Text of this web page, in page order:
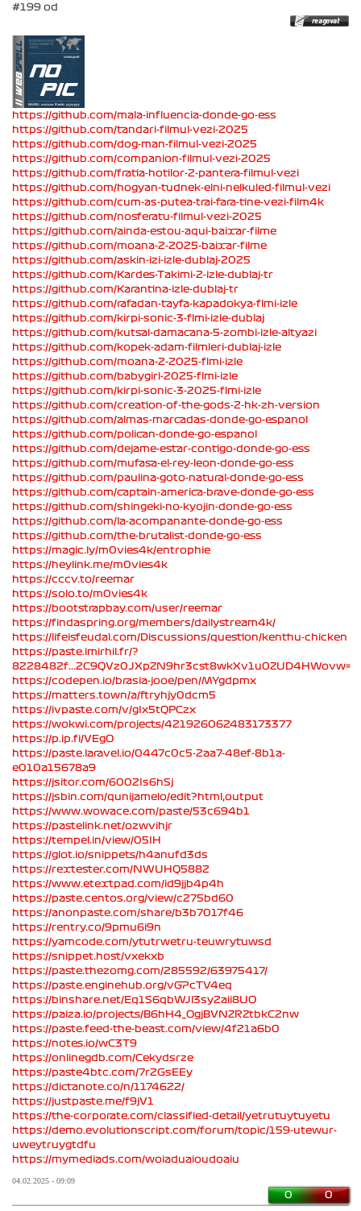
#199 od
https://github.com/mala-influencia-donde-go-ess
https://github.com/tandari-filmul-vezi-2025
https://github.com/dog-man-filmul-vezi-2025
https://github.com/companion-filmul-vezi-2025
https://github.com/fratia-hotilor-2-pantera-filmul-vezi
https://github.com/hogyan-tudnek-elni-nelkuled-filmul-vezi
https://github.com/cum-as-putea-trai-fara-tine-vezi-film4k
https://github.com/nosferatu-filmul-vezi-2025
https://github.com/ainda-estou-aqui-baixar-filme
https://github.com/moana-2-2025-baixar-filme
https://github.com/askin-izi-izle-dublaj-2025
https://github.com/Kardes-Takimi-2-izle-dublaj-tr
https://github.com/Karantina-izle-dublaj-tr
https://github.com/rafadan-tayfa-kapadokya-flmi-izle
https://github.com/kirpi-sonic-3-flmi-izle-dublaj
https://github.com/kutsal-damacana-5-zombi-izle-altyazi
https://github.com/kopek-adam-filmleri-dublaj-izle
https://github.com/moana-2-2025-flmi-izle
https://github.com/babygirl-2025-flmi-izle
https://github.com/kirpi-sonic-3-2025-flmi-izle
https://github.com/creation-of-the-gods-2-hk-zh-version
https://github.com/almas-marcadas-donde-go-espanol
https://github.com/polican-donde-go-espanol
https://github.com/dejame-estar-contigo-donde-go-ess
https://github.com/mufasa-el-rey-leon-donde-go-ess
https://github.com/paulina-goto-natural-donde-go-ess
https://github.com/captain-america-brave-donde-go-ess
https://github.com/shingeki-no-kyojin-donde-go-ess
https://github.com/la-acompanante-donde-go-ess
https://github.com/the-brutalist-donde-go-ess
https://magic.ly/m0vies4k/entrophie
https://heylink.me/m0vies4k
https://cccv.to/reemar
https://solo.to/m0vies4k
https://bootstrapbay.com/user/reemar
https://findaspring.org/members/dailystream4k/
https://lifeisfeudal.com/Discussions/question/kenthu-chicken
https://paste.imirhil.fr/?
8228482f...2C9QVz0JXpZN9hr3cst8wkXv1u0ZUD4HWovw=
https://codepen.io/brasia-jooe/pen/MYgdpmx
https://matters.town/a/ftryhjy0dcm5
https://ivpaste.com/v/gIx5tQPCzx
https://wokwi.com/projects/421926062483173377
https://p.ip.fi/VEgO
https://paste.laravel.io/0447c0c5-2aa7-48ef-8b1a-
e010a15678a9
https://jsitor.com/6002Is6hSj
https://jsbin.com/qunijamelo/edit?html,output
https://www.wowace.com/paste/53c694b1
https://pastelink.net/ozwvihjr
https://tempel.in/view/05IH
https://glot.io/snippets/h4anufd3ds
https://rextester.com/NWUHQ5882
https://www.etextpad.com/id9jjb4p4h
https://paste.centos.org/view/c275bd60
https://anonpaste.com/share/b3b7017f46
https://rentry.co/9pmu6i9n
https://yamcode.com/ytutrwetru-teuwrytuwsd
https://snippet.host/vxekxb
https://paste.thezomg.com/285592/63975417/
https://paste.enginehub.org/vGPcTV4eq
https://binshare.net/Eq1S6qbWJl3sy2aii8UO
https://paiza.io/projects/B6hH4_OgjBVNZRZtbkC2nw
https://paste.feed-the-beast.com/view/4f21a6b0
https://notes.io/wC3T9
https://onlinegdb.com/Cekydsrze
https://paste4btc.com/7r2GsEEy
https://dictanote.co/n/1174622/
https://justpaste.me/f9jV1
https://the-corporate.com/classified-detail/yetrutuytuyetu
https://demo.evolutionscript.com/forum/topic/159-utewur-
uweytruygtdfu
https://mymediads.com/woiaduaioudoaiu
04.02.2025 - 09:09
0 0